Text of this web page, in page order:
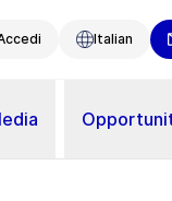
Italian